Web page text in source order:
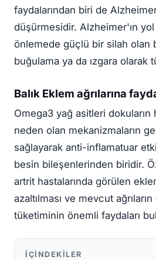
faydalarından biri de
düşürmesidir. Alzheimer'ın yol
önlemede güçlü bir silah olan
buğulama ya da ızgara olarak
Balık Eklem ağrılarına
Omega3 yağ asitleri dokuların
neden olan mekanizmaların
sağlayarak anti-inflamatuar
besin bileşenlerinden biridir.
artrit hastalarında görülen
azaltılması ve mevcut
tüketiminin önemli faydaları
İÇINDEKILER